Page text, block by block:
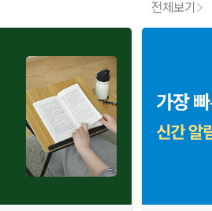
전체보기